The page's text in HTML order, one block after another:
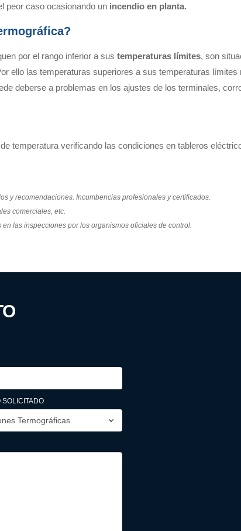
peor caso ocasionando un incendio en planta.
por el rango inferior a sus temperaturas límites, son
ello las temperaturas superiores a sus temperaturas
deberse a problemas en los ajustes de los terminales,
temperatura verificando las condiciones en tableros
y recomendaciones. Incumbencias profesionales y certificados.
comerciales, etc.
las inspecciones por los organismos oficiales de control.